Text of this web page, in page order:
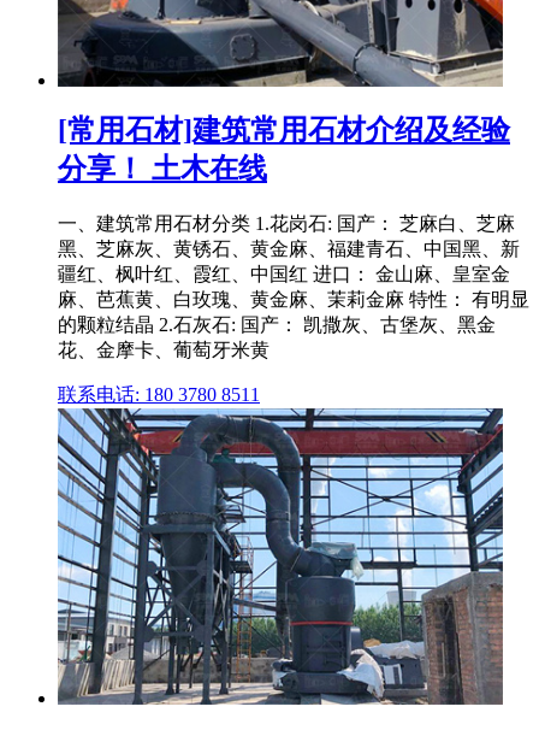
[常用石材]建筑常用石材介绍及经验
分享！ 土木在线
一、建筑常用石材分类 1.花岗石: 国产： 芝麻白、芝麻
黑、芝麻灰、黄锈石、黄金麻、福建青石、中国黑、新
疆红、枫叶红、霞红、中国红 进口： 金山麻、皇室金
麻、芭蕉黄、白玫瑰、黄金麻、茉莉金麻 特性： 有明显
的颗粒结晶 2.石灰石: 国产： 凯撒灰、古堡灰、黑金
花、金摩卡、葡萄牙米黄
联系电话: 180 3780 8511